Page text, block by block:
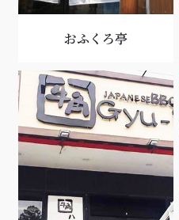
おふくろ亭